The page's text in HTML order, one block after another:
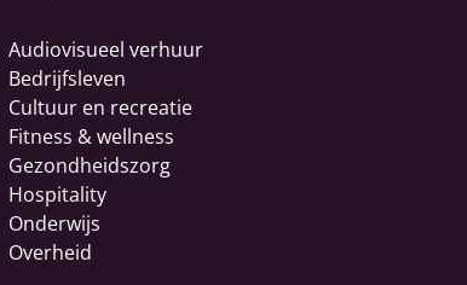
Audiovisueel verhuur
Bedrijfsleven
Cultuur en recreatie
Fitness & wellness
Gezondheidszorg
Hospitality
Onderwijs
Overheid